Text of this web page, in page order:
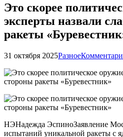
Это скорее
эксперты назвали
ракеты
31 октября 2025Разное
НЭНадежда ЭспиноЗаявление
испытаний уникальной ракеты с